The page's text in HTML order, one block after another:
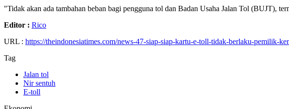
"Tidak akan ada tambahan beban bagi pengguna tol dan Badan Usaha Jalan Tol (BUJT),
Editor : Rico
URL : https://theindonesiatimes.com/news-47-siap-siap-kartu-e-toll-tidak-berlaku-pemilik-
Tag
Jalan tol
Nir sentuh
E-toll